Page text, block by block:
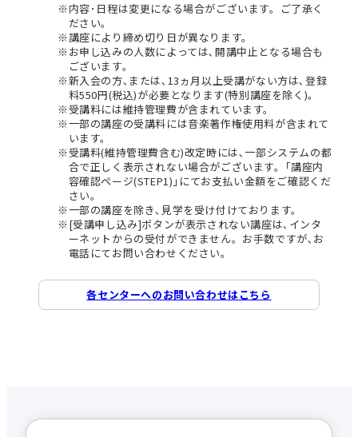
内容･日程は変更になる場合がございます。ご了承く
ださい。
講座により締め切り日が異なります。
お申し込みの人数によっては､開講中止となる場合も
ございます。
新入会の方､または､13ヵ月以上受講がない方は､登録
料550円(税込)が必要となります(特別講座を除く)。
受講料には維持管理費が含まれています。
一部の講座の受講料には音楽著作権使用料が含まれて
います。
受講料(維持管理費含む)改定時には､一部システムの都
合で正しく表示されない場合がございます。｢講座内
容確認ページ(STEP1)｣にてお支払い金額をご確認くだ
さい。
一部の講座を除き､見学を受け付けております。
[受講申し込み]ボタンが表示されない講座は､インタ
ーネットからの受付ができません。お手数ですが､お
電話にてお問い合わせください。
各センターへのお問い合わせはこちら